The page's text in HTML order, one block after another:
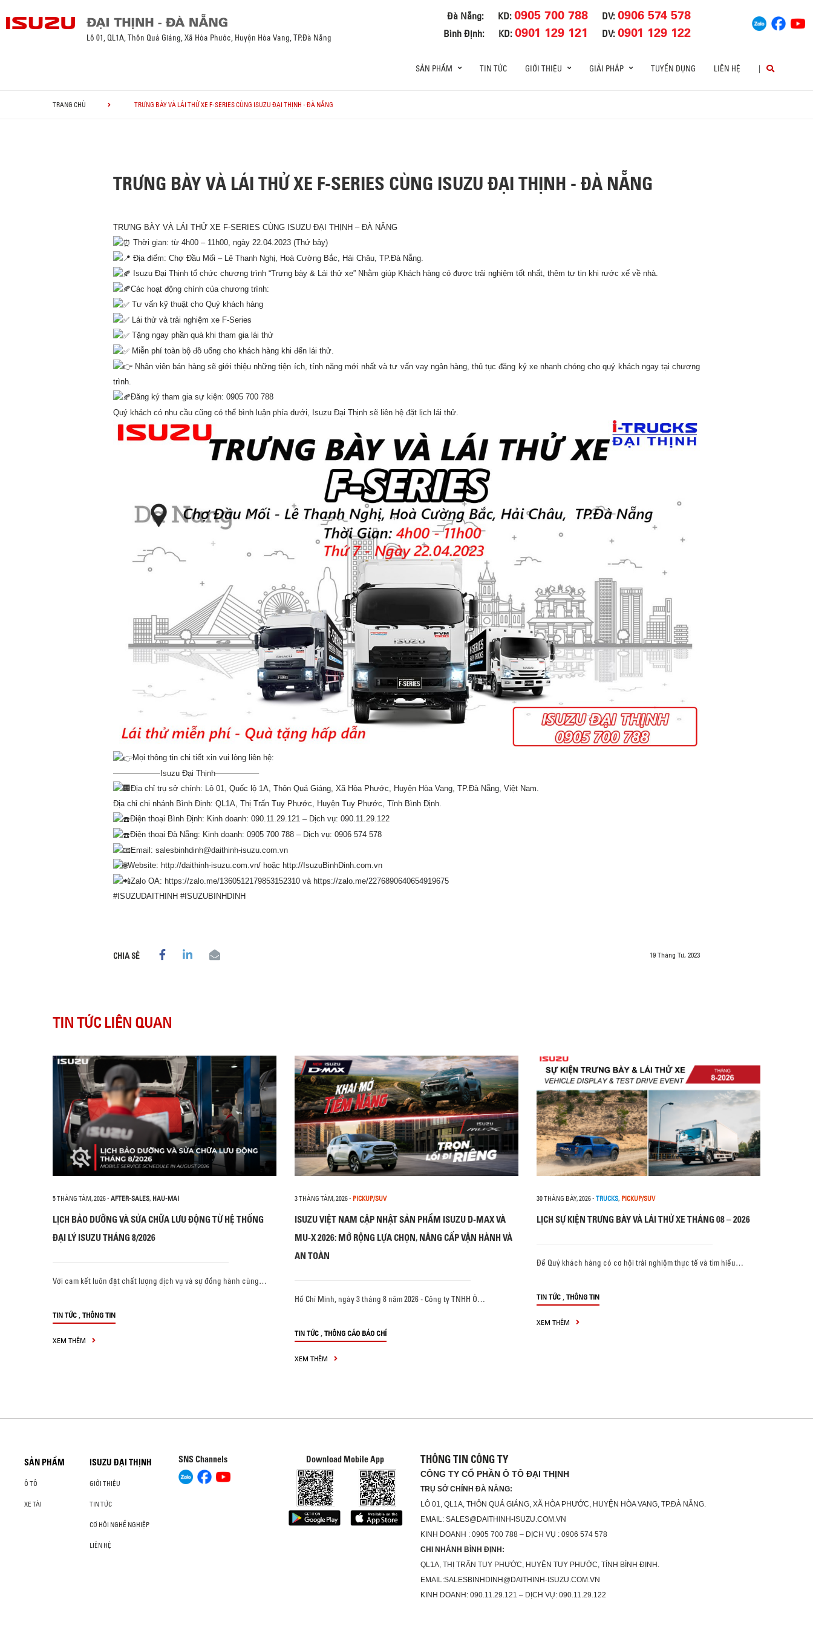
Đà Nẵng: KD:0905 700 788 DV:0906 574 578
Bình Định: KD:0901 129 121 DV:0901 129 122
Lô 01, QL1A, Thôn Quá Giáng, Xã Hòa Phước, Huyện Hòa Vang, TP.Đà Nẵng
SẢN PHẨM TIN TỨC GIỚI THIỆU GIẢI PHÁP TUYỂN DỤNG LIÊN HỆ |
TRANG CHỦ TRƯNG BÀY VÀ LÁI THỬ XE F-SERIES CÙNG ISUZU ĐẠI THỊNH - ĐÀ NẴNG
TRƯNG BÀY VÀ LÁI THỬ XE F-SERIES CÙNG ISUZU ĐẠI THỊNH - ĐÀ NẴNG
TRƯNG BÀY VÀ LÁI THỬ XE F-SERIES CÙNG ISUZU ĐẠI THỊNH – ĐÀ NẴNG
Thời gian: từ 4h00 – 11h00, ngày 22.04.2023 (Thứ bảy)
Địa điểm: Chợ Đầu Mối – Lê Thanh Nghị, Hoà Cường Bắc, Hải Châu, TP.Đà Nẵng.
Isuzu Đại Thịnh tổ chức chương trình “Trưng bày & Lái thử xe” Nhằm giúp Khách hàng có được trải nghiệm tốt nhất, thêm tự tin khi rước xế về nhà.
Các hoạt động chính của chương trình:
Tư vấn kỹ thuật cho Quý khách hàng
Lái thử và trải nghiệm xe F-Series
Tặng ngay phần quà khi tham gia lái thử
Miễn phí toàn bộ đồ uống cho khách hàng khi đến lái thử.
Nhân viên bán hàng sẽ giới thiệu những tiện ích, tính năng mới nhất và tư vấn vay ngân hàng, thủ tục đăng ký xe nhanh chóng cho quý khách ngay tại chương
trình.
Đăng ký tham gia sự kiện: 0905 700 788
Quý khách có nhu cầu cũng có thể bình luận phía dưới, Isuzu Đại Thịnh sẽ liên hệ đặt lịch lái thử.
Mọi thông tin chi tiết xin vui lòng liên hệ:
——————Isuzu Đại Thịnh—————–
Địa chỉ trụ sở chính: Lô 01, Quốc lộ 1A, Thôn Quá Giáng, Xã Hòa Phước, Huyện Hòa Vang, TP.Đà Nẵng, Việt Nam.
Địa chỉ chi nhánh Bình Định: QL1A, Thị Trấn Tuy Phước, Huyện Tuy Phước, Tỉnh Bình Định.
Điện thoại Bình Định: Kinh doanh: 090.11.29.121 – Dịch vụ: 090.11.29.122
Điện thoại Đà Nẵng: Kinh doanh: 0905 700 788 – Dịch vụ: 0906 574 578
Email: salesbinhdinh@daithinh-isuzu.com.vn
Website: http://daithinh-isuzu.com.vn/ hoặc http://IsuzuBinhDinh.com.vn
Zalo OA: https://zalo.me/1360512179853152310 và https://zalo.me/2276890640654919675
#ISUZUDAITHINH #ISUZUBINHDINH
CHIA SẺ 19 Tháng Tư, 2023
TIN TỨC LIÊN QUAN
5 THÁNG TÁM, 2026- AFTER-SALES, HAU-MAI
LỊCH BẢO DƯỠNG VÀ SỬA CHỮA LƯU ĐỘNG TỪ HỆ THỐNG
ĐẠI LÝ ISUZU THÁNG 8/2026
Với cam kết luôn đặt chất lượng dịch vụ và sự đồng hành cùng…
TIN TỨC , THÔNG TIN
XEM THÊM
3 THÁNG TÁM, 2026- PICKUP/SUV
ISUZU VIỆT NAM CẬP NHẬT SẢN PHẨM ISUZU D-MAX VÀ
MU-X 2026: MỞ RỘNG LỰA CHỌN, NÂNG CẤP VẬN HÀNH VÀ
AN TOÀN
Hồ Chí Minh, ngày 3 tháng 8 năm 2026 - Công ty TNHH Ô…
TIN TỨC , THÔNG CÁO BÁO CHÍ
XEM THÊM
30 THÁNG BẢY, 2026- TRUCKS, PICKUP/SUV
LỊCH SỰ KIỆN TRƯNG BÀY VÀ LÁI THỬ XE THÁNG 08 – 2026
Để Quý khách hàng có cơ hội trải nghiệm thực tế và tìm hiểu…
TIN TỨC , THÔNG TIN
XEM THÊM
SẢN PHẨM
Ô TÔ
XE TẢI
ISUZU ĐẠI THỊNH
GIỚI THIỆU
TIN TỨC
CƠ HỘI NGHỀ NGHIỆP
LIÊN HỆ
SNS Channels Download Mobile App THÔNG TIN CÔNG TY
CÔNG TY CỔ PHẦN Ô TÔ ĐẠI THỊNH
TRỤ SỞ CHÍNH ĐÀ NẴNG:
LÔ 01, QL1A, THÔN QUÁ GIÁNG, XÃ HÒA PHƯỚC, HUYỆN HÒA VANG, TP.ĐÀ NẴNG.
EMAIL: SALES@DAITHINH-ISUZU.COM.VN
KINH DOANH : 0905 700 788 – DỊCH VỤ : 0906 574 578
CHI NHÁNH BÌNH ĐỊNH:
QL1A, THỊ TRẤN TUY PHƯỚC, HUYỆN TUY PHƯỚC, TỈNH BÌNH ĐỊNH.
EMAIL:SALESBINHDINH@DAITHINH-ISUZU.COM.VN
KINH DOANH: 090.11.29.121 – DỊCH VỤ: 090.11.29.122